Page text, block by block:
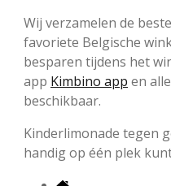
Wij verzamelen de
favoriete Belgische
besparen tijdens het
app Kimbino app en
beschikbaar.
Kinderlimonade tegen
handig op één plek